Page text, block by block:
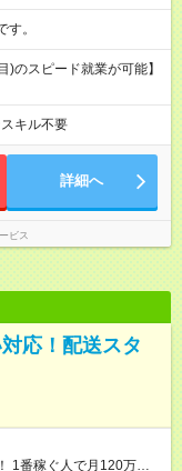
す。
のスピード就業が可能】
キル不要
詳細へ
ビス
応！配送スタ
1番稼ぐ人で月120万ほ